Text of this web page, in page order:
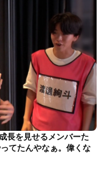
を見せるメンバーた
てたんやなぁ。偉くな